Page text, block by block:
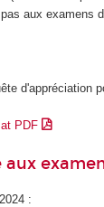
aux examens
d'appréciation
PDF
aux
: